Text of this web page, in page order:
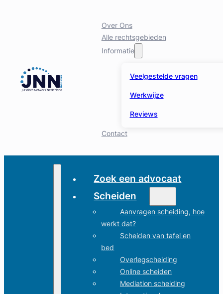
Over Ons
Alle rechtsgebieden
Informatie
Veelgestelde vragen
Werkwijze
Reviews
Contact
Zoek een advocaat
Scheiden
Aanvragen scheiding, hoe
werkt dat?
Scheiden van tafel en
bed
Overlegscheiding
Online scheiden
Mediation scheiding